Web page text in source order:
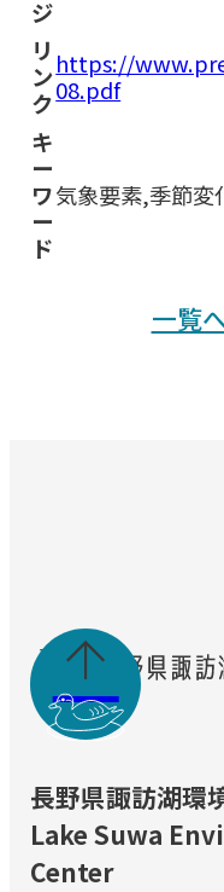
ジ
リ
ン
ク
https://
08.pdf
キ
ー
ワ
ー
ド
気象要素,季節変
一覧

長野県諏訪湖環
Lake Suwa
Center